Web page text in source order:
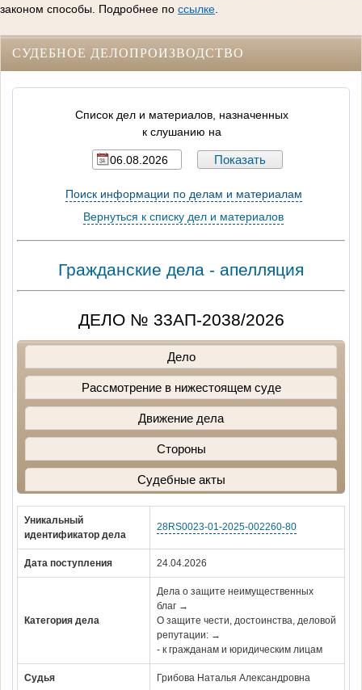
законом способы. Подробнее по ссылке
СУДЕБНОЕ ДЕЛОПРОИЗВОДСТВО
Список дел и материалов, назначенных
к слушанию на
Поиск информации по делам и материалам
Вернуться к списку дел и материалов
Гражданские дела - апелляция
ДЕЛО № 33АП-2038/2026
Дело
Рассмотрение в нижестоящем суде
Движение дела
Стороны
Судебные акты
Уникальный
идентификатор дела
28RS0023-01-2025-002260-80
Дата поступления 24.04.2026
Категория дела
Дела о защите неимущественных
благ →
О защите чести, достоинства, деловой
репутации: →
- к гражданам и юридическим лицам
Судья Грибова Наталья Александровна